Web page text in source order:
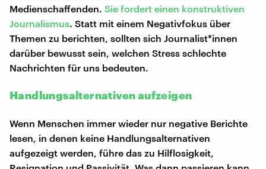
Medienschaffenden. Sie fordert einen konstruktiven
Journalismus. Statt mit einem Negativfokus über
Themen zu berichten, sollten sich Journalist*innen
darüber bewusst sein, welchen Stress schlechte
Nachrichten für uns bedeuten.
Handlungsalternativen aufzeigen
Wenn Menschen immer wieder nur negative Berichte
lesen, in denen keine Handlungsalternativen
aufgezeigt werden, führe das zu Hilflosigkeit,